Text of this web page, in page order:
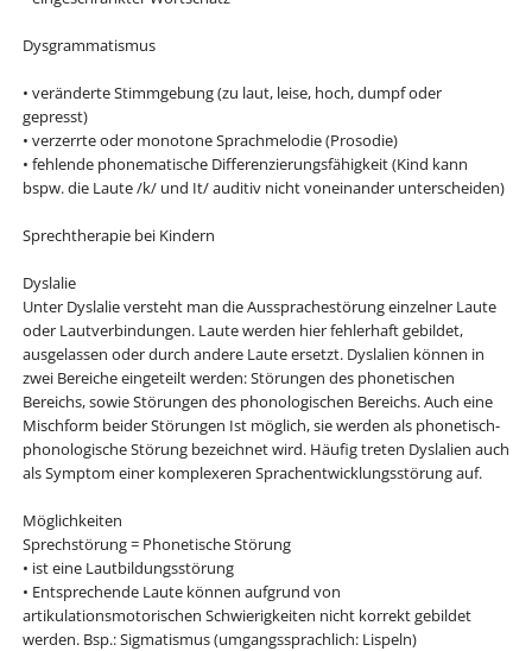
Dysgrammatismus
• veränderte Stimmgebung (zu laut, leise, hoch, dumpf oder
gepresst)
• verzerrte oder monotone Sprachmelodie (Prosodie)
• fehlende phonematische Differenzierungsfähigkeit (Kind kann
bspw. die Laute /k/ und It/ auditiv nicht voneinander unterscheiden)
Sprechtherapie bei Kindern
Dyslalie
Unter Dyslalie versteht man die Aussprachestörung einzelner Laute
oder Lautverbindungen. Laute werden hier fehlerhaft gebildet,
ausgelassen oder durch andere Laute ersetzt. Dyslalien können in
zwei Bereiche eingeteilt werden: Störungen des phonetischen
Bereichs, sowie Störungen des phonologischen Bereichs. Auch eine
Mischform beider Störungen Ist möglich, sie werden als phonetisch-
phonologische Störung bezeichnet wird. Häufig treten Dyslalien auch
als Symptom einer komplexeren Sprachentwicklungsstörung auf.
Möglichkeiten
Sprechstörung = Phonetische Störung
• ist eine Lautbildungsstörung
• Entsprechende Laute können aufgrund von
artikulationsmotorischen Schwierigkeiten nicht korrekt gebildet
werden. Bsp.: Sigmatismus (umgangssprachlich: Lispeln)